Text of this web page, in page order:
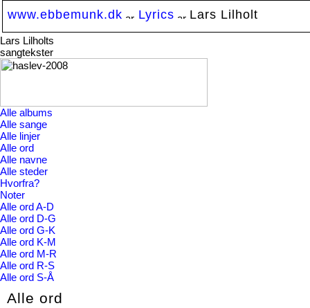
www.ebbemunk.dk Lyrics Lars Lilholt
Lars Lilholts
sangtekster
Alle albums
Alle sange
Alle linjer
Alle ord
Alle navne
Alle steder
Hvorfra?
Noter
Alle ord A-D
Alle ord D-G
Alle ord G-K
Alle ord K-M
Alle ord M-R
Alle ord R-S
Alle ord S-Å
Alle ord